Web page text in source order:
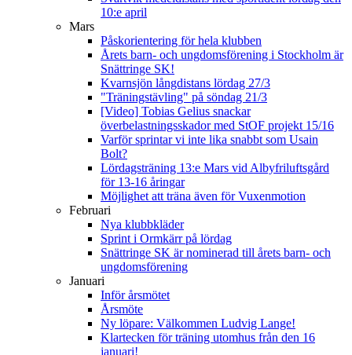
10:e april
Mars
Påskorientering för hela klubben
Årets barn- och ungdomsförening i Stockholm är
Snättringe SK!
Kvarnsjön långdistans lördag 27/3
"Träningstävling" på söndag 21/3
[Video] Tobias Gelius snackar
överbelastningsskador med StOF projekt 15/16
Varför sprintar vi inte lika snabbt som Usain
Bolt?
Lördagsträning 13:e Mars vid Albyfriluftsgård
för 13-16 åringar
Möjlighet att träna även för Vuxenmotion
Februari
Nya klubbkläder
Sprint i Ormkärr på lördag
Snättringe SK är nominerad till årets barn- och
ungdomsförening
Januari
Inför årsmötet
Årsmöte
Ny löpare: Välkommen Ludvig Lange!
Klartecken för träning utomhus från den 16
januari!